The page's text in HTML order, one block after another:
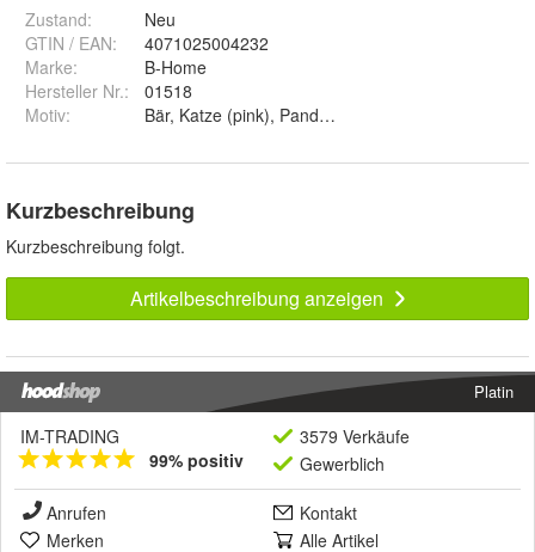
Zustand:
Neu
GTIN / EAN:
4071025004232
Marke:
B-Home
Hersteller Nr.:
01518
Motiv:
Kurzbeschreibung
Kurzbeschreibung folgt.
Artikelbeschreibung anzeigen
Platin
IM-TRADING
99% positiv
3579 Verkäufe
Gewerblich
Anrufen
Kontakt
Merken
Alle Artikel